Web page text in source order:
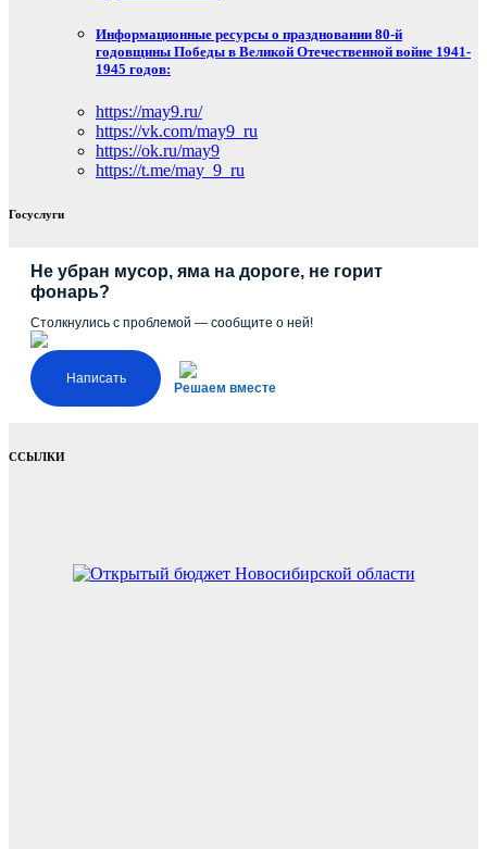
Информационные ресурсы о праздновании 80-й
годовщины Победы в Великой Отечественной войне 1941-
1945 годов:
https://may9.ru/
https://vk.com/may9_ru
https://ok.ru/may9
https://t.me/may_9_ru
Госуслуги
Не убран мусор, яма на дороге, не горит
фонарь?
Столкнулись с проблемой — сообщите о ней!
Написать
Решаем вместе
ССЫЛКИ